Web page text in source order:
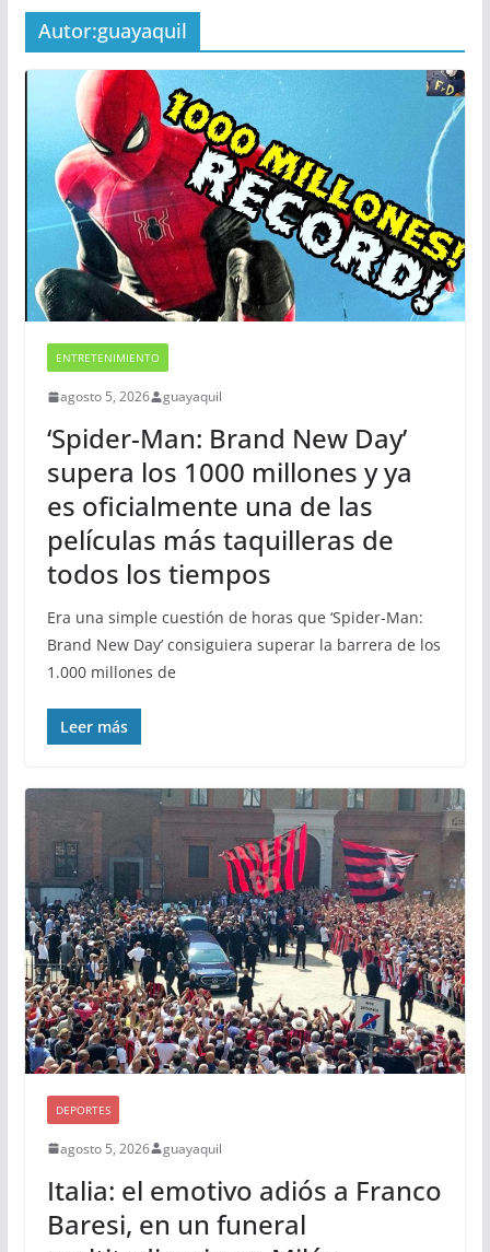
Autor:guayaquil
ENTRETENIMIENTO
agosto 5, 2026 guayaquil
‘Spider-Man: Brand New Day’
supera los 1000 millones y ya
es oficialmente una de las
películas más taquilleras de
todos los tiempos
Era una simple cuestión de horas que ‘Spider-Man:
Brand New Day’ consiguiera superar la barrera de los
1.000 millones de
Leer más
DEPORTES
agosto 5, 2026 guayaquil
Italia: el emotivo adiós a Franco
Baresi, en un funeral